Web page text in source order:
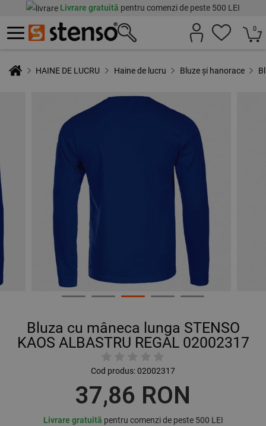
Livrare gratuită pentru comenzi de peste 500 LEI
0
HAINE DE LUCRU Haine de lucru Bluze și hanorace
Bluza cu mâneca lunga STENSO
KAOS ALBASTRU REGAL 02002317
Cod produs:02002317
37,86 RON
Livrare gratuită pentru comenzi de peste 500 LEI